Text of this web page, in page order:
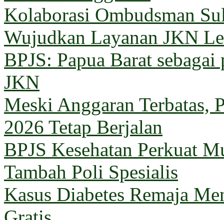
Kolaborasi Ombudsman
Wujudkan Layanan JKN
BPJS: Papua Barat
JKN
Meski Anggaran Terbatas,
2026 Tetap Berjalan
BPJS Kesehatan Perkuat
Tambah Poli Spesialis
Kasus Diabetes Remaja